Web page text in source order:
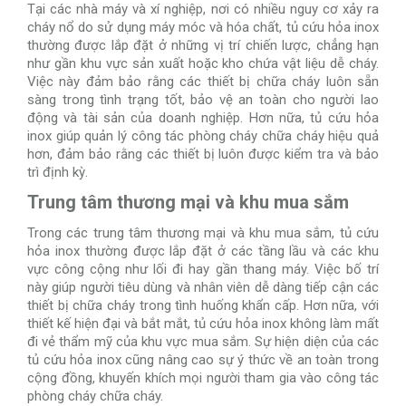
Tại các nhà máy và xí nghiệp, nơi có nhiều nguy cơ xảy ra
cháy nổ do sử dụng máy móc và hóa chất, tủ cứu hỏa inox
thường được lắp đặt ở những vị trí chiến lược, chẳng hạn
như gần khu vực sản xuất hoặc kho chứa vật liệu dễ cháy.
Việc này đảm bảo rằng các thiết bị chữa cháy luôn sẵn
sàng trong tình trạng tốt, bảo vệ an toàn cho người lao
động và tài sản của doanh nghiệp. Hơn nữa, tủ cứu hỏa
inox giúp quản lý công tác phòng cháy chữa cháy hiệu quả
hơn, đảm bảo rằng các thiết bị luôn được kiểm tra và bảo
trì định kỳ.
Trung tâm thương mại và khu mua sắm
Trong các trung tâm thương mại và khu mua sắm, tủ cứu
hỏa inox thường được lắp đặt ở các tầng lầu và các khu
vực công cộng như lối đi hay gần thang máy. Việc bố trí
này giúp người tiêu dùng và nhân viên dễ dàng tiếp cận các
thiết bị chữa cháy trong tình huống khẩn cấp. Hơn nữa, với
thiết kế hiện đại và bắt mắt, tủ cứu hỏa inox không làm mất
đi vẻ thẩm mỹ của khu vực mua sắm. Sự hiện diện của các
tủ cứu hỏa inox cũng nâng cao sự ý thức về an toàn trong
cộng đồng, khuyến khích mọi người tham gia vào công tác
phòng cháy chữa cháy.